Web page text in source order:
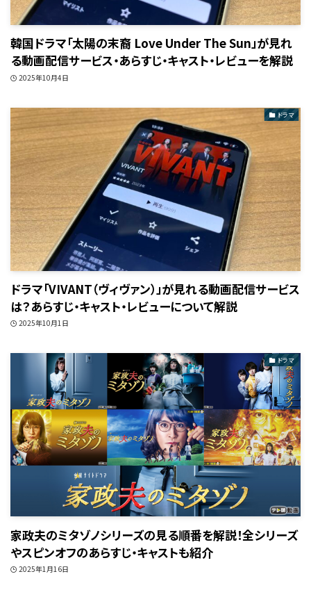
韓国ドラマ「太陽の末裔 Love Under The Sun」が見れ
る動画配信サービス・あらすじ・キャスト・レビューを解説
2025年10月4日
ドラマ
ドラマ「VIVANT（ヴィヴァン）」が見れる動画配信サービス
は？あらすじ・キャスト・レビューについて解説
2025年10月1日
ドラマ
家政夫のミタゾノシリーズの見る順番を解説！全シリーズ
やスピンオフのあらすじ・キャストも紹介
2025年1月16日